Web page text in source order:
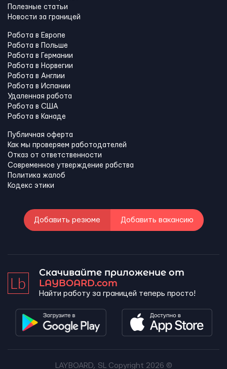
Полезные статьи
Новости за границей
Работа в Европе
Работа в Польше
Работа в Германии
Работа в Норвегии
Работа в Англии
Работа в Испании
Удаленная работа
Работа в США
Работа в Канадe
Публичная оферта
Как мы проверяем работодателей
Отказ от ответственности
Современное утверждение рабства
Политика жалоб
Кодекс этики
Добавить резюме Добавить вакансию
Скачивайте приложение от
LAYBOARD.com
Найти работу за границей теперь просто!
LAYBOARD, SL Copyright 2026 ©